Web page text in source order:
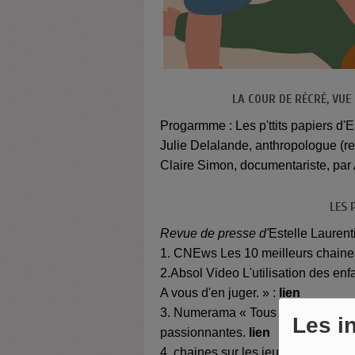
Les
LA COUR DE RÉCRÉ,
Progarmme : Les p'ttits papiers
Julie Delalande, anthropologue
Claire Simon, documentariste,
LES
Revue de presse d'Estelle
1. CNEws Les 10 meilleurs
2.Absol Video L'utilisation des
A vous d'en juger. » : lien
3. Numerama « Tous les mois,
passionnantes. lien